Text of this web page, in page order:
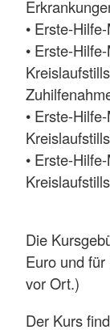
• Erste-
• Erste-
• Erste-
• Erste-
Die
Euro und
vor Ort.)
Der Kurs